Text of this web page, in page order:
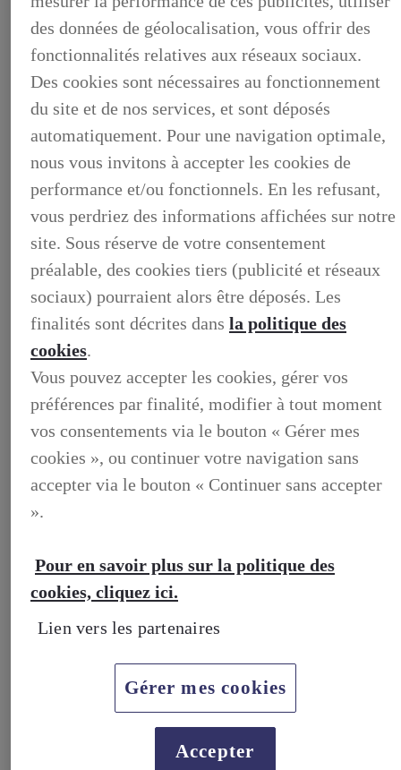
LEXUS PRÉFÉRENCE
DECOUVREZ LES VOITURES D'OCCASION
LABELLISEES LEXUS PREFERENCE
LEXUS PRÉFÉRENCE, DECOUVREZ LES VOITURES
D'OCCASION LABELLISEES LEXUS PREFERENCE
LES AVANTAGES LEXUS BUSINESS
ELECTRIFIED TESTDRIVE
ELECTRIFIED PROGRAM
NOS OFFRES DU MOMENT
L'HYBRIDE POUR LES PROFESSIONNELS
CONTACTEZ-NOUS
DECOUVREZ NOS SOLUTIONS DEDIEES AUX
PROFESSIONNELS
VOTRE LEXUS
ENTRETIEN & REPARATION
Entretien du vehicule
Controle technique
des données de géolocalisation, vous offrir des
fonctionnalités relatives aux réseaux sociaux.
Des cookies sont nécessaires au fonctionnement
du site et de nos services, et sont déposés
automatiquement. Pour une navigation optimale,
nous vous invitons à accepter les cookies de
performance et/ou fonctionnels. En les refusant,
vous perdriez des informations affichées sur notre
site. Sous réserve de votre consentement
préalable, des cookies tiers (publicité et réseaux
sociaux) pourraient alors être déposés. Les
finalités sont décrites dans la politique des
cookies.
Vous pouvez accepter les cookies, gérer vos
préférences par finalité, modifier à tout moment
vos consentements via le bouton « Gérer mes
cookies », ou continuer votre navigation sans
accepter via le bouton « Continuer sans accepter
».
Pour en savoir plus sur la politique des
cookies, cliquez ici.
Lien vers les partenaires
Gérer mes cookies
Accepter